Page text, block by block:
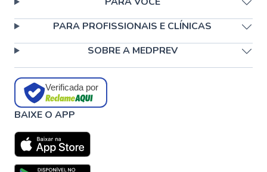
PARA PROFISSIONAIS E CLÍNICAS
SOBRE A MEDPREV
Verificada por
BAIXE O APP